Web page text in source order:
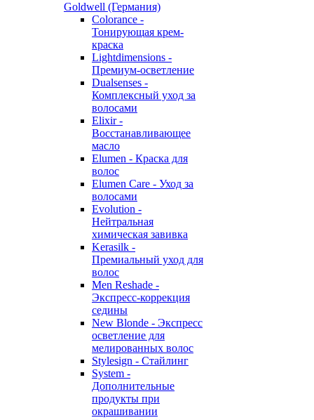
Goldwell (Германия)
Colorance -
Тонирующая крем-
краска
Lightdimensions -
Премиум-осветление
Dualsenses -
Комплексный уход за
волосами
Elixir -
Восстанавливающее
масло
Elumen - Краска для
волос
Elumen Care - Уход за
волосами
Evolution -
Нейтральная
химическая завивка
Kerasilk -
Премиальный уход для
волос
Men Reshade -
Экспресс-коррекция
седины
New Blonde - Экспресс
осветление для
мелированных волос
Stylesign - Стайлинг
System -
Дополнительные
продукты при
окрашивании